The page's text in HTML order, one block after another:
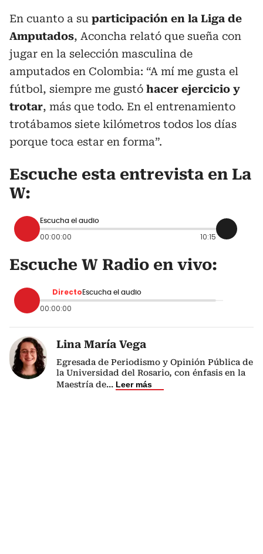
En cuanto a su participación en la Liga de
Amputados, Aconcha relató que sueña con
jugar en la selección masculina de
amputados en Colombia: “A mí me gusta el
fútbol, siempre me gustó hacer ejercicio y
trotar, más que todo. En el entrenamiento
trotábamos siete kilómetros todos los días
porque toca estar en forma”.
Escuche esta entrevista en La
W:
Escucha el audio
00:00:00 10:15
Escuche W Radio en vivo:
Directo Escucha el audio
00:00:00
Lina María Vega
Egresada de Periodismo y Opinión Pública de
la Universidad del Rosario, con énfasis en la
Maestría de... Leer más